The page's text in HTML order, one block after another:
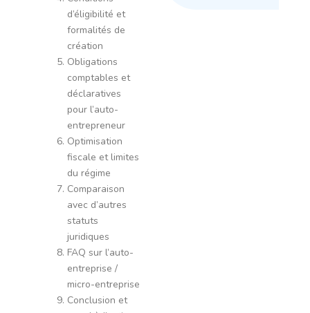
d’éligibilité et
formalités de
création
Obligations
comptables et
déclaratives
pour l’auto-
entrepreneur
Optimisation
fiscale et limites
du régime
Comparaison
avec d’autres
statuts
juridiques
FAQ sur l’auto-
entreprise /
micro-entreprise
Conclusion et